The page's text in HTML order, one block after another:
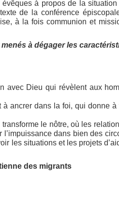
à propos de la
de la conférence
à la fois communion et
à dégager les
avec Dieu qui révèlent aux
ancrer dans la foi, qui donne
le nôtre, où les
dans bien des
les situations et les projets
des migrants